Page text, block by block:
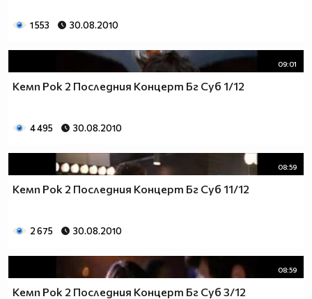
1 553 30.08.2010
09:01
Кемп Рок 2 Последния Концерт Бг Суб 1/12
4 495 30.08.2010
08:59
Кемп Рок 2 Последния Концерт Бг Суб 11/12
2 675 30.08.2010
08:59
Кемп Рок 2 Последния Концерт Бг Суб 3/12